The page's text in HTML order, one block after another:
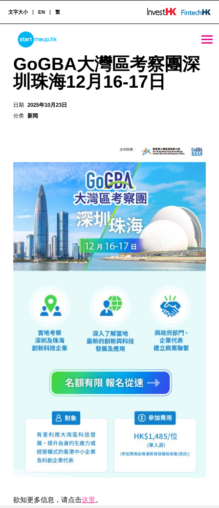
GoGBA大灣區考察團深圳珠海12月16-17日 - StartmeupHK
STARTMEUPHK
STARTMEUPHK FESTIVAL IS THE LEADING STARTUP AND INNOVATION CONFERENCE EVENT IN HONG KONG
文字大小 EN 繁
GoGBA大灣區考察團深
圳珠海12月16-17日
日期 2025年10月23日
分类 新闻
欲知更多信息，请点击这里 。